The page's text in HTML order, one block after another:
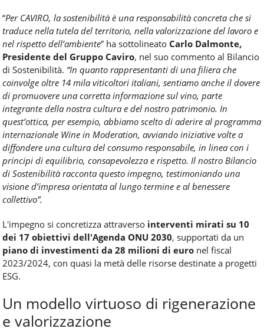
“Per CAVIRO, la sostenibilità è una responsabilità concreta che si
traduce nella tutela del territorio, nella valorizzazione del lavoro e
nel rispetto dell’ambiente” ha sottolineato Carlo Dalmonte,
Presidente del Gruppo Caviro, nel suo commento al Bilancio
di Sostenibilità. “In quanto rappresentanti di una filiera che
coinvolge oltre 14 mila viticoltori italiani, sentiamo anche il dovere
di promuovere una corretta informazione sul vino, parte
integrante della nostra cultura e del nostro patrimonio. In
quest’ottica, per esempio, abbiamo scelto di aderire al programma
internazionale Wine in Moderation, avviando iniziative volte a
diffondere una cultura del consumo responsabile, in linea con i
principi di equilibrio, consapevolezza e rispetto. Il nostro Bilancio
di Sostenibilità racconta questo impegno, testimoniando una
visione d’impresa orientata al lungo termine e al benessere
collettivo”.
L'impegno si concretizza attraverso interventi mirati su 10
dei 17 obiettivi dell'Agenda ONU 2030, supportati da un
piano di investimenti da 28 milioni di euro nel fiscal
2023/2024, con quasi la metà delle risorse destinate a progetti
ESG.
Un modello virtuoso di rigenerazione
e valorizzazione